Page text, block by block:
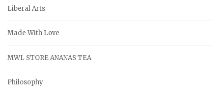
Liberal Arts
Made With Love
MWL STORE ANANAS TEA
Philosophy